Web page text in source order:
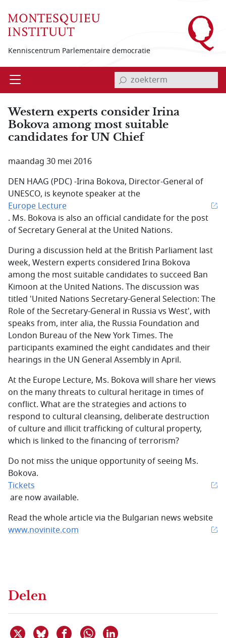
Kenniscentrum Parlementaire democratie
Open invoerveld zoekterm
Western experts consider Irina
Bokova among most suitable
candidates for UN Chief
maandag 30 mei 2016
DEN HAAG (PDC) -Irina Bokova, Director-General of
UNESCO, is keynote speaker at the
Europe Lecture
. Ms. Bokova is also an official candidate for the post
of Secretary General at the United Nations.
During a discussion held at the British Parliament last
week, Western experts considered Irina Bokova
among the most suitable candidates to succeed Ban
Kimoon at the United Nations. The discussion was
titled 'United Nations Secretary-General Selection: The
Role of the Secretary-General in Russia vs West', with
speaks from, inter alia, the Russia Foundation and
London Bureau of the New York Times. The
participants examined the eight candidates and their
hearings in the UN General Assembly in April.
At the Europe Lecture, Ms. Bokova will share her views
on the many threats to cultural heritage in times of
conflict. What are the strategies and actions to
respond to cultural cleansing, deliberate destruction
of culture and illicit trafficking of cultural property,
which is linked to the financing of terrorism?
Do not miss the unique opportunity of seeing Ms.
Bokova.
Tickets
are now available.
Read the whole article via the Bulgarian news website
www.novinite.com
Delen
Deel dit item op X
Deel dit item op Bluesky
Deel dit item op Facebook
Delen via WhatsApp